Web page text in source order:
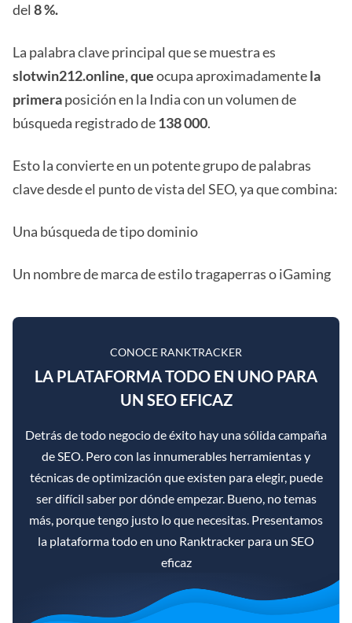
del 8 %.
La palabra clave principal que se muestra es
slotwin212.online, queocupa aproximadamentela
primeraposición en la India con un volumen de
búsqueda registrado de138 000.
Esto la convierte en un potente grupo de palabras
clave desde el punto de vista del SEO, ya que combina:
Una búsqueda de tipo dominio
Un nombre de marca de estilo tragaperras o iGaming
CONOCE RANKTRACKER
LA PLATAFORMA TODO EN UNO PARA
UN SEO EFICAZ
Detrás de todo negocio de éxito hay una sólida campaña
de SEO. Pero con las innumerables herramientas y
técnicas de optimización que existen para elegir, puede
ser difícil saber por dónde empezar. Bueno, no temas
más, porque tengo justo lo que necesitas. Presentamos
la plataforma todo en uno Ranktracker para un SEO
eficaz